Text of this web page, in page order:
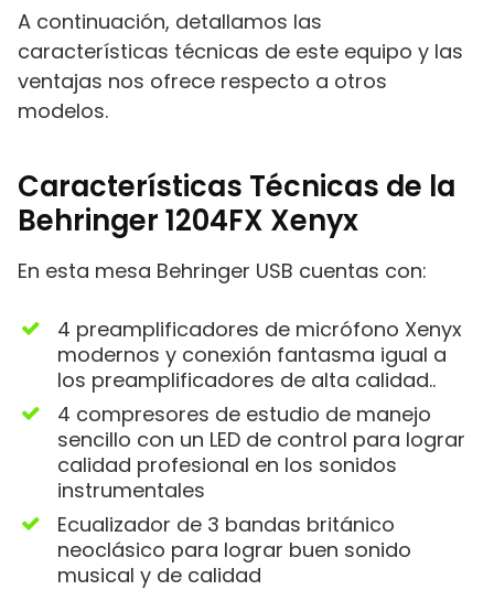
A continuación, detallamos las
características técnicas de este equipo y las
ventajas nos ofrece respecto a otros
modelos.
Características Técnicas de la
Behringer 1204FX Xenyx
En esta mesa Behringer USB cuentas con:
4 preamplificadores de micrófono Xenyx
modernos y conexión fantasma igual a
los preamplificadores de alta calidad..
4 compresores de estudio de manejo
sencillo con un LED de control para lograr
calidad profesional en los sonidos
instrumentales
Ecualizador de 3 bandas británico
neoclásico para lograr buen sonido
musical y de calidad